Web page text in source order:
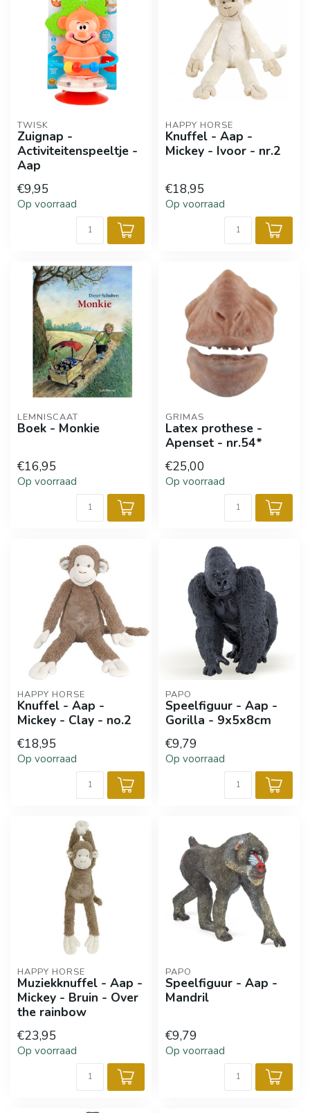
TWISK
Zuignap -
Activiteitenspeeltje -
Aap
€9,95
Op voorraad
HAPPY HORSE
Knuffel - Aap -
Mickey - Ivoor - nr.2
€18,95
Op voorraad
LEMNISCAAT
Boek - Monkie
€16,95
Op voorraad
GRIMAS
Latex prothese -
Apenset - nr.54*
€25,00
Op voorraad
HAPPY HORSE
Knuffel - Aap -
Mickey - Clay - no.2
€18,95
Op voorraad
PAPO
Speelfiguur - Aap -
Gorilla - 9x5x8cm
€9,79
Op voorraad
HAPPY HORSE
Muziekknuffel - Aap -
Mickey - Bruin - Over
the rainbow
€23,95
Op voorraad
PAPO
Speelfiguur - Aap -
Mandril
€9,79
Op voorraad